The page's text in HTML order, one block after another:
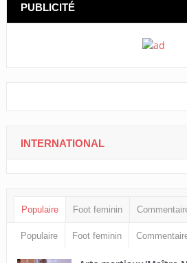
PUBLICITÉ
INTERNATIONAL
Populaire Foot feminin
Populaire Foot feminin